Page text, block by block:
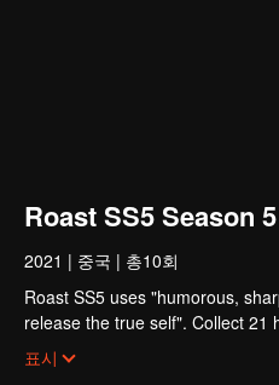
Roast SS5 Season 5
2021 | 중국 | 총10회
Roast SS5 uses "humorous,
release the true self". Collect
collocation to present multiple
표시